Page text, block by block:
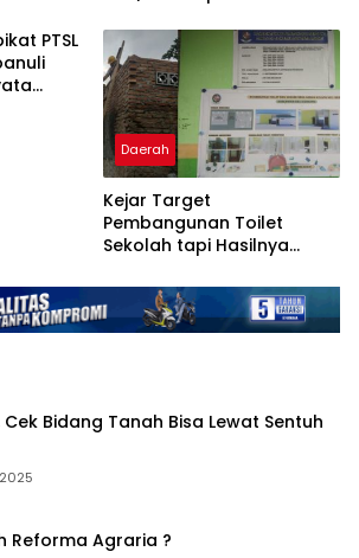
Olahraga
PTSL
Daerah
Kejar Target
Pembangunan Toilet
Sekolah tapi Hasilnya
Bidang Tanah Bisa Lewat Sentuh
Reforma Agraria ?